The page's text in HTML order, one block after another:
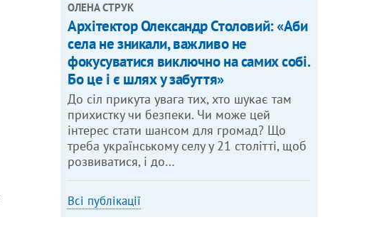
ОЛЕНА СТРУК
Архітектор Олександр Столовий: «Аби
села не зникали, важливо не
фокусуватися виключно на самих собі.
Бо це і є шлях у забуття»
До сіл прикута увага тих, хто шукає там
прихистку чи безпеки. Чи може цей
інтерес стати шансом для громад? Що
треба українському селу у 21 столітті, щоб
розвиватися, і до…
Всі публікації